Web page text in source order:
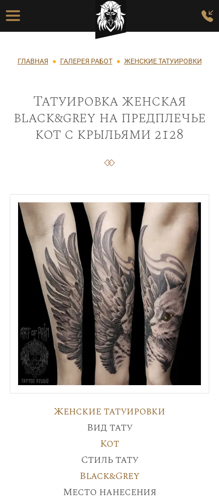
Перейти к основному содержанию
Основная навигация
Строка навигации
ГЛАВНАЯ ГАЛЕРЕЯ РАБОТ ЖЕНСКИЕ ТАТУИРОВКИ
Татуировка женская
black&grey на предплечье
кот с крыльями 2128
Женские татуировки
Вид тату
Кот
Стиль тату
Black&Grey
Место нанесения